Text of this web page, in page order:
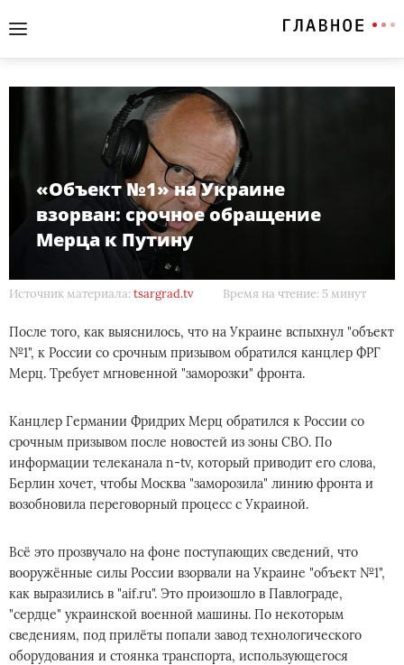
«Объект №1» на Украине
взорван: срочное обращение
Мерца к Путину
Источник материала: tsargrad.tv Время на чтение: 5 минут
После того, как выяснилось, что на Украине вспыхнул "объект
№1", к России со срочным призывом обратился канцлер ФРГ
Мерц. Требует мгновенной "заморозки" фронта.
Канцлер Германии Фридрих Мерц обратился к России со
срочным призывом после новостей из зоны СВО. По
информации телеканала n-tv, который приводит его слова,
Берлин хочет, чтобы Москва "заморозила" линию фронта и
возобновила переговорный процесс с Украиной.
Всё это прозвучало на фоне поступающих сведений, что
вооружённые силы России взорвали на Украине "объект №1",
как выразились в "aif.ru". Это произошло в Павлограде,
"сердце" украинской военной машины. По некоторым
сведениям, под прилёты попали завод технологического
оборудования и стоянка транспорта, использующегося